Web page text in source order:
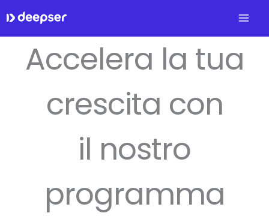
al
contenuto
Accelera la tua
crescita con
il nostro
programma